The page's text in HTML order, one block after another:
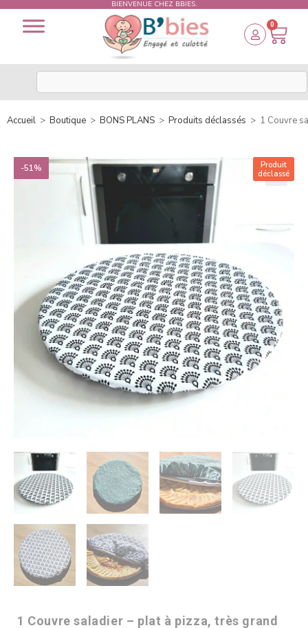
BIENVENUE CHEZ BBIES.
0
Accueil > Boutique > BONS PLANS > Produits déclassés > 1 Couvre
-51%
Produit
déclassé
1 Couvre saladier – plat à pizza, très grand